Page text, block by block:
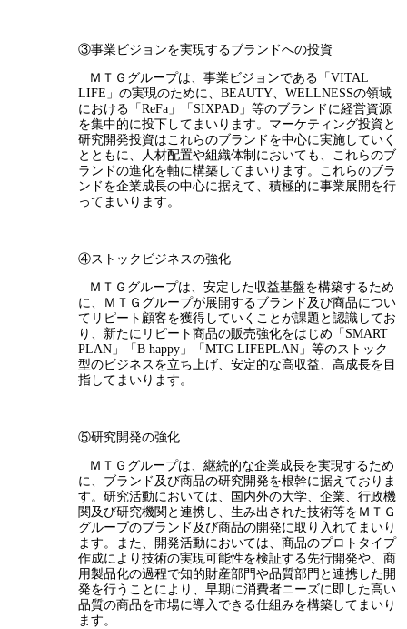
③事業ビジョンを実現するブランドへの投資
ＭＴＧグループは、事業ビジョンである「VITAL
LIFE」の実現のために、BEAUTY、WELLNESSの領域
における「ReFa」「SIXPAD」等のブランドに経営資源
を集中的に投下してまいります。マーケティング投資と
研究開発投資はこれらのブランドを中心に実施していく
とともに、人材配置や組織体制においても、これらのブ
ランドの進化を軸に構築してまいります。これらのブラ
ンドを企業成長の中心に据えて、積極的に事業展開を行
ってまいります。
④ストックビジネスの強化
ＭＴＧグループは、安定した収益基盤を構築するため
に、ＭＴＧグループが展開するブランド及び商品につい
てリピート顧客を獲得していくことが課題と認識してお
り、新たにリピート商品の販売強化をはじめ「SMART
PLAN」「B happy」「MTG LIFEPLAN」等のストック
型のビジネスを立ち上げ、安定的な高収益、高成長を目
指してまいります。
⑤研究開発の強化
ＭＴＧグループは、継続的な企業成長を実現するため
に、ブランド及び商品の研究開発を根幹に据えておりま
す。研究活動においては、国内外の大学、企業、行政機
関及び研究機関と連携し、生み出された技術等をＭＴＧ
グループのブランド及び商品の開発に取り入れてまいり
ます。また、開発活動においては、商品のプロトタイプ
作成により技術の実現可能性を検証する先行開発や、商
用製品化の過程で知的財産部門や品質部門と連携した開
発を行うことにより、早期に消費者ニーズに即した高い
品質の商品を市場に導入できる仕組みを構築してまいり
ます。